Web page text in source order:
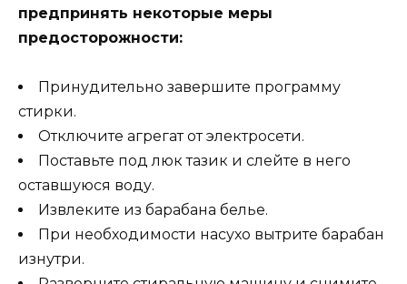
предпринять некоторые меры
предосторожности:
Принудительно завершите программу
стирки.
Отключите агрегат от электросети.
Поставьте под люк тазик и слейте в него
оставшуюся воду.
Извлеките из барабана белье.
При необходимости насухо вытрите барабан
изнутри.